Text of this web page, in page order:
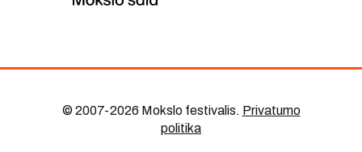
© 2007-2026 Mokslo festivalis. Privatumo
politika